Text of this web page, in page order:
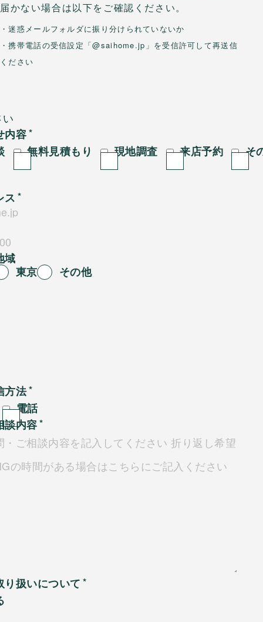
届かない場合は以下をご確認ください。
・迷惑メールフォルダに振り分けられていないか
・携帯電話の受信設定「@saihome.jp」を受信許可して再送信
ください
内容
無料見積もり 現地調査 来店予約 そ
ス
域
東京
その他
方法
電話
談内容
り扱いについて